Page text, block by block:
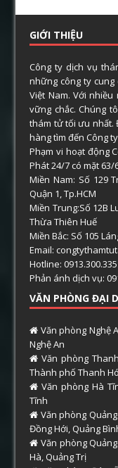
GIỚI THIỆU
Công ty dịch vụ
những công ty
Việt Nam. Với
vững chắc. Chúng
thám tử tối ưu nhất.
hàng tìm đến Công
Phạm vi hoạt động
Phát 24/7 có mặt
Miền Nam: Số 129
Quận 1, Tp.HCM
Miền Trung:Số 12B
Thừa Thiên Huế
Miền Bắc: Số 105
Email:
Hotline:
Phản ánh dịch vụ:
VĂN PHÒNG ĐẠI
Văn phòng Nghệ
Nghệ An
Văn phòng
Thành phố Thanh
Văn phòng Hà
Tĩnh
Văn phòng
Đồng Hới, Quảng
Văn phòng
Hà, Quảng Trị